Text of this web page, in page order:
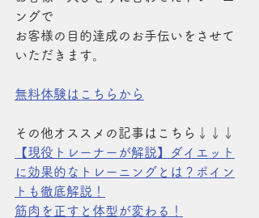
ングで
お客様の目的達成のお手伝いをさせて
いただきます。
無料体験はこちらから
その他オススメの記事はこちら↓↓↓
【現役トレーナーが解説】ダイエット
に効果的なトレーニングとは？ポイン
トも徹底解説！
筋肉を正すと体型が変わる！